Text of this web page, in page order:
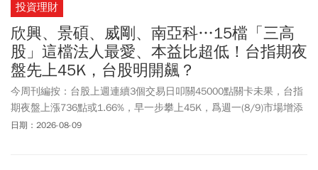
投資理財
欣興、景碩、威剛、南亞科…15檔「三高
股」這檔法人最愛、本益比超低！台指期夜
盤先上45K，台股明開飆？
今周刊編按：台股上週連續3個交易日叩關45000點關卡未果，台指
期夜盤上漲736點或1.66%，早一步攀上45K，爲週一(8/9)市場增添
信心，不過盤面上仍有變數，就是美伊協議遲遲未能有明朗態勢，
日期：2026-08-09